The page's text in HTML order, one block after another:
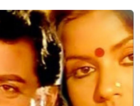
t
o
n